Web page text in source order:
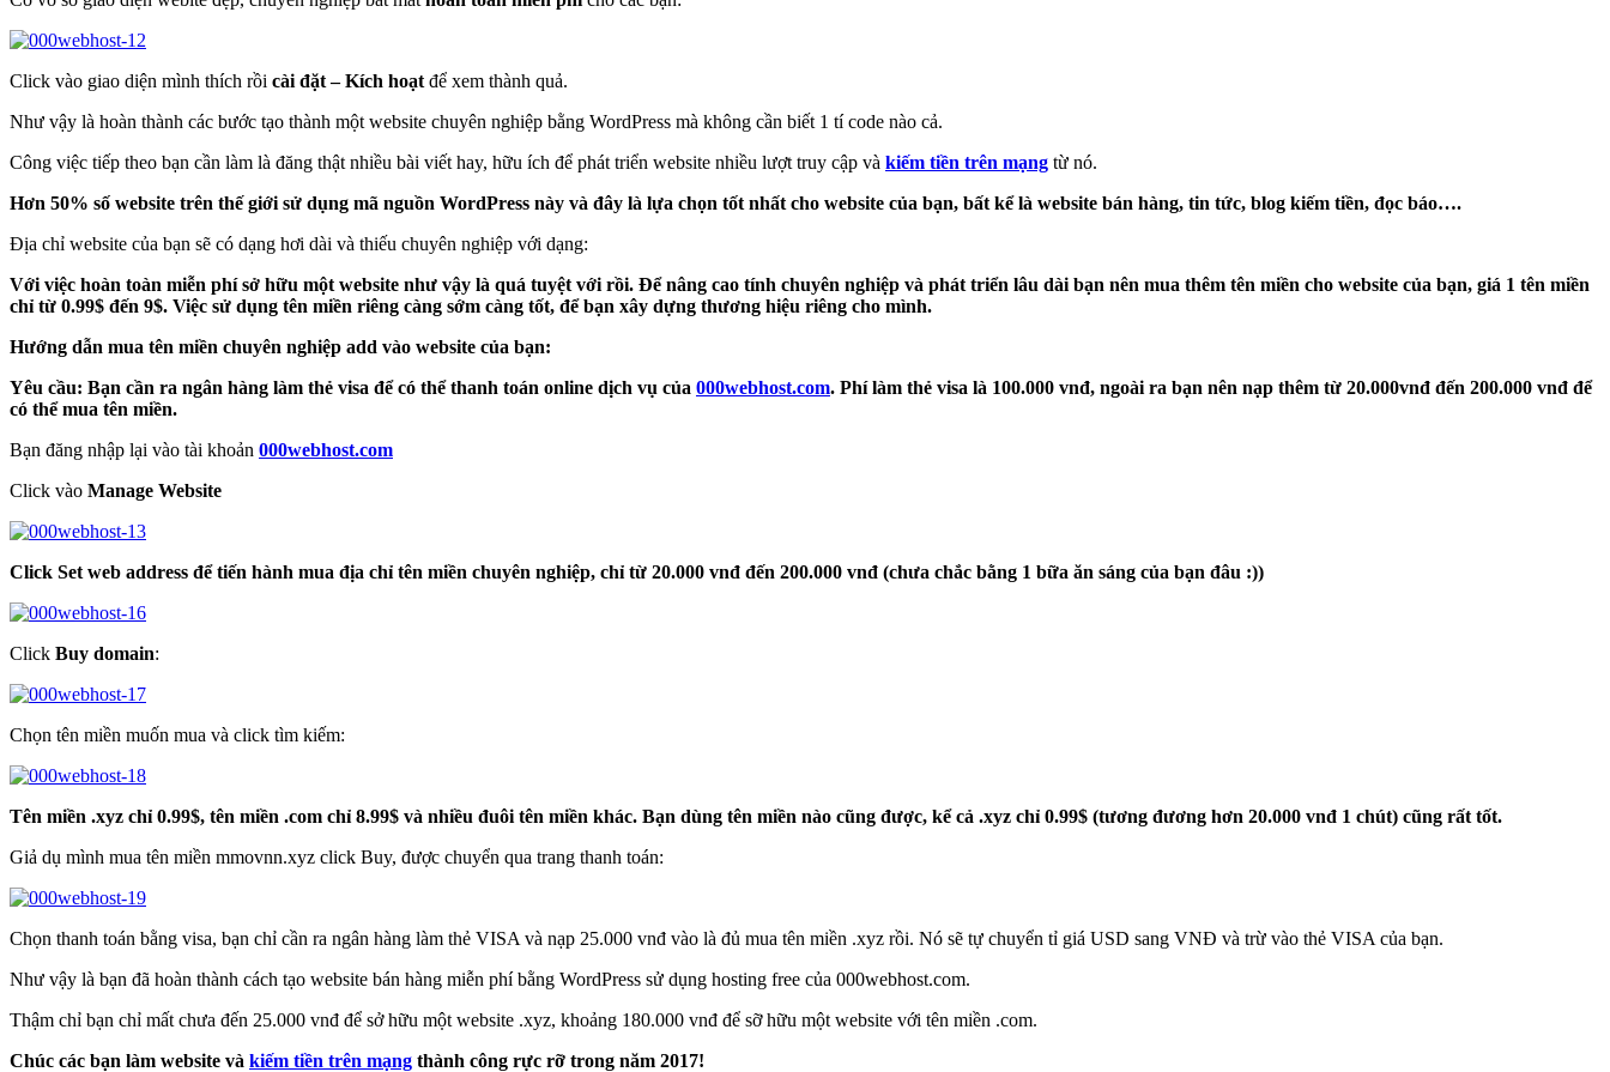
Click vào giao diện mình thích rồi cài đặt – Kích hoạt để xem thành quả.
Như vậy là hoàn thành các bước tạo thành một website chuyên nghiệp bằng WordPress mà không cần biết 1 tí code nào cả.
Công việc tiếp theo bạn cần làm là đăng thật nhiều bài viết hay, hữu ích để phát triển website nhiều lượt truy cập và kiếm tiền trên mạng từ nó.
Hơn 50% số website trên thế giới sử dụng mã nguồn WordPress này và đây là lựa chọn tốt nhất cho website của bạn, bất kể là website bán hàng, tin tức, blog kiếm tiền, đọc báo….
Địa chỉ website của bạn sẽ có dạng hơi dài và thiếu chuyên nghiệp với dạng:
Với việc hoàn toàn miễn phí sở hữu một website như vậy là quá tuyệt với rồi. Để nâng cao tính chuyên nghiệp và phát triển lâu dài bạn nên mua thêm tên miền cho website của bạn, giá 1 tên miền
chỉ từ 0.99$ đến 9$. Việc sử dụng tên miền riêng càng sớm càng tốt, để bạn xây dựng thương hiệu riêng cho mình.
Hướng dẫn mua tên miền chuyên nghiệp add vào website của bạn:
Yêu cầu: Bạn cần ra ngân hàng làm thẻ visa để có thể thanh toán online dịch vụ của 000webhost.com. Phí làm thẻ visa là 100.000 vnđ, ngoài ra bạn nên nạp thêm từ 20.000vnđ đến 200.000 vnđ để
có thể mua tên miền.
Bạn đăng nhập lại vào tài khoản 000webhost.com
Click vào Manage Website
Click Set web address để tiến hành mua địa chỉ tên miền chuyên nghiệp, chỉ từ 20.000 vnđ đến 200.000 vnđ (chưa chắc bằng 1 bữa ăn sáng của bạn đâu :))
Click Buy domain:
Chọn tên miền muốn mua và click tìm kiếm:
Tên miền .xyz chỉ 0.99$, tên miền .com chỉ 8.99$ và nhiều đuôi tên miền khác. Bạn dùng tên miền nào cũng được, kể cả .xyz chỉ 0.99$ (tương đương hơn 20.000 vnđ 1 chút) cũng rất tốt.
Giả dụ mình mua tên miền mmovnn.xyz click Buy, được chuyển qua trang thanh toán:
Chọn thanh toán bằng visa, bạn chỉ cần ra ngân hàng làm thẻ VISA và nạp 25.000 vnđ vào là đủ mua tên miền .xyz rồi. Nó sẽ tự chuyển tỉ giá USD sang VNĐ và trừ vào thẻ VISA của bạn.
Như vậy là bạn đã hoàn thành cách tạo website bán hàng miễn phí bằng WordPress sử dụng hosting free của 000webhost.com.
Thậm chỉ bạn chỉ mất chưa đến 25.000 vnđ để sở hữu một website .xyz, khoảng 180.000 vnđ để sỡ hữu một website với tên miền .com.
Chúc các bạn làm website và kiếm tiền trên mạng thành công rực rỡ trong năm 2017!